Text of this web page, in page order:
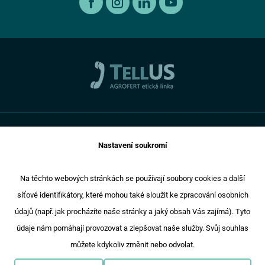
Prověřené ojeté vozy
Společenská odpovědnost
Promotruck
Cookies
Toto jsou internetové stránky společnosti AGROTEC a. s., se
vložka 138. Společnost AGROTEC a.s. je členem koncernu
AGROFERT řízeného společností AGROFERT, a.s., IČ
26185610, se sídlem na adrese Pyšelská 2327/2, Chodov, 149
00 Praha 4.
Copyright © 2024 AGROTEC a.s
Nastavení soukromí
Na těchto webových stránkách se používají soubory cookies a další
síťové identifikátory, které mohou také sloužit ke zpracování osobních
údajů (např. jak procházíte naše stránky a jaký obsah Vás zajímá). Tyto
údaje nám pomáhají provozovat a zlepšovat naše služby. Svůj souhlas
můžete kdykoliv změnit nebo odvolat.